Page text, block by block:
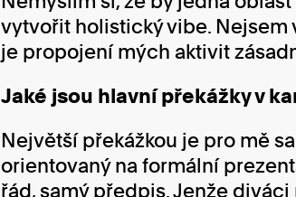
vytvořit holistický vibe. Nejsem
je propojení mých aktivit
Jaké jsou hlavní překážky v
Největší překážkou je pro mě
orientovaný na formální
řád, samý předpis. Jenže